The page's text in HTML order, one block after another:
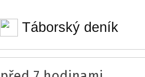
Táborský deník